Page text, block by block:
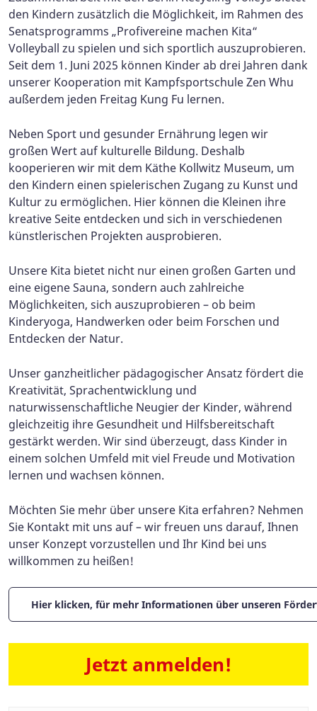
den Kindern zusätzlich die Möglichkeit, im Rahmen des
Senatsprogramms „Profivereine machen Kita“
Volleyball zu spielen und sich sportlich auszuprobieren.
Seit dem 1. Juni 2025 können Kinder ab drei Jahren dank
unserer Kooperation mit Kampfsportschule Zen Whu
außerdem jeden Freitag Kung Fu lernen.
Neben Sport und gesunder Ernährung legen wir
großen Wert auf kulturelle Bildung. Deshalb
kooperieren wir mit dem Käthe Kollwitz Museum, um
den Kindern einen spielerischen Zugang zu Kunst und
Kultur zu ermöglichen. Hier können die Kleinen ihre
kreative Seite entdecken und sich in verschiedenen
künstlerischen Projekten ausprobieren.
Unsere Kita bietet nicht nur einen großen Garten und
eine eigene Sauna, sondern auch zahlreiche
Möglichkeiten, sich auszuprobieren – ob beim
Kinderyoga, Handwerken oder beim Forschen und
Entdecken der Natur.
Unser ganzheitlicher pädagogischer Ansatz fördert die
Kreativität, Sprachentwicklung und
naturwissenschaftliche Neugier der Kinder, während
gleichzeitig ihre Gesundheit und Hilfsbereitschaft
gestärkt werden. Wir sind überzeugt, dass Kinder in
einem solchen Umfeld mit viel Freude und Motivation
lernen und wachsen können.
Möchten Sie mehr über unsere Kita erfahren? Nehmen
Sie Kontakt mit uns auf – wir freuen uns darauf, Ihnen
unser Konzept vorzustellen und Ihr Kind bei uns
willkommen zu heißen!
Hier klicken, für mehr Informationen über unseren
Jetzt anmelden!